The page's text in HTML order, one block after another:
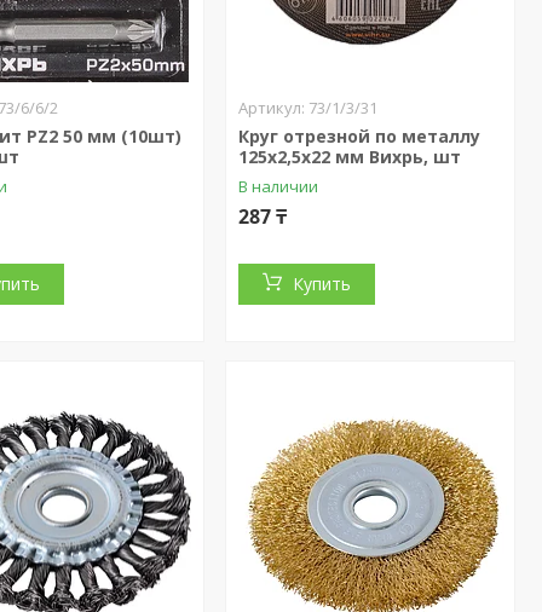
6/6/2
PZ2 50 мм (10шт)
73/1/3/31
Круг отрезной по металлу
125х2,5х22 мм Вихрь, шт
В наличии
287 ₸
Купить